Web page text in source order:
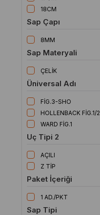
18CM
Sap Çapı
8MM
Sap Materyali
ÇELİK
Üniversal Adı
FİG.3-SHO
HOLLENBACK FİG.1/2
WARD FİG.1
Uç Tipi 2
AÇILI
Z TİP
Paket İçeriği
1 AD./PKT
Sap Tipi